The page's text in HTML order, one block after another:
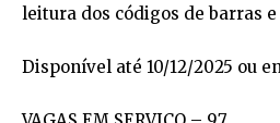
leitura dos códigos de barras e
Disponível até 10/12/2025 ou